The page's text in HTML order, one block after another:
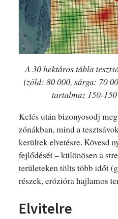
A 30 hektáros tábla
(zöld: 80 000, sárga: 70
tartalmaz 150-
Kelés után bizonyosodj
zónákban, mind a
kerültek elvetésre. Kövesd
fejlődését – különösen a
területeken tölts több időt
részek, erózióra hajlamos
Elvitelre